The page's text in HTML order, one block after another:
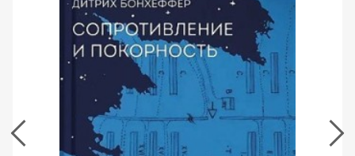
Сопротивление
и
покорность.
Дитрих
Бонхеффер